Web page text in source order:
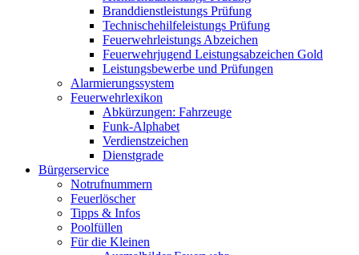
Branddienstleistungs Prüfung
Technischehilfeleistungs Prüfung
Feuerwehrleistungs Abzeichen
Feuerwehrjugend Leistungsabzeichen Gold
Leistungsbewerbe und Prüfungen
Alarmierungssystem
Feuerwehrlexikon
Abkürzungen: Fahrzeuge
Funk-Alphabet
Verdienstzeichen
Dienstgrade
Bürgerservice
Notrufnummern
Feuerlöscher
Tipps & Infos
Poolfüllen
Für die Kleinen